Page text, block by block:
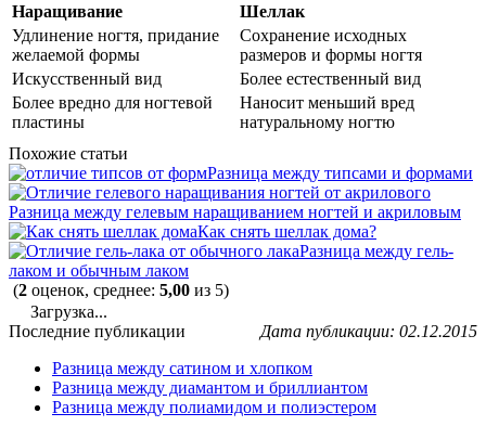
Наращивание
Шеллак
Удлинение ногтя, придание
желаемой формы
Сохранение исходных
размеров и формы ногтя
Искусственный вид
Более естественный вид
Более вредно для ногтевой
пластины
Наносит меньший вред
натуральному ногтю
Похожие статьи
Разница между типсами и формами
Разница между гелевым наращиванием ногтей и акриловым
Как снять шеллак дома?
Разница между гель-
лаком и обычным лаком
(2 оценок, среднее: 5,00 из 5)
Загрузка...
Дата публикации: 02.12.2015
Последние публикации
Разница между сатином и хлопком
Разница между диамантом и бриллиантом
Разница между полиамидом и полиэстером